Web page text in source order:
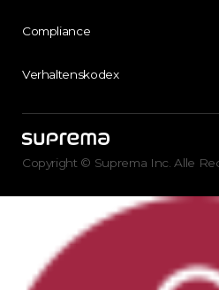
Compliance
Verhaltenskodex
Copyright © Suprema Inc. Alle